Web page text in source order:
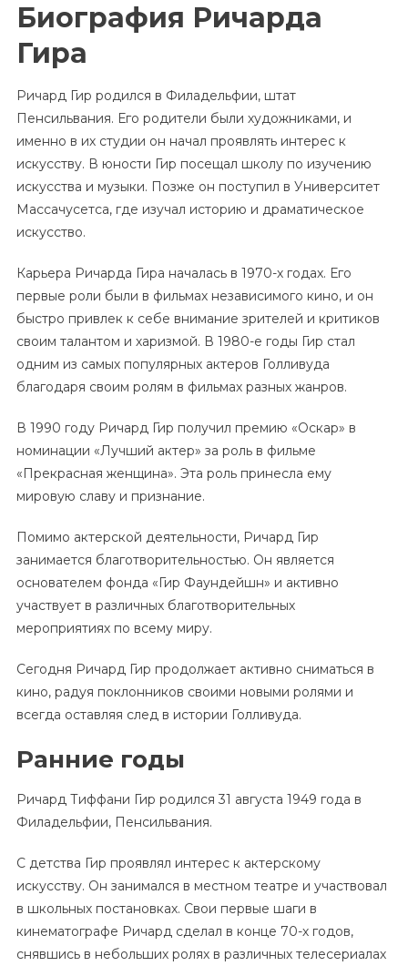
Биография Ричарда
Гира
Ричард Гир родился в Филадельфии, штат
Пенсильвания. Его родители были художниками, и
именно в их студии он начал проявлять интерес к
искусству. В юности Гир посещал школу по изучению
искусства и музыки. Позже он поступил в Университет
Массачусетса, где изучал историю и драматическое
искусство.
Карьера Ричарда Гира началась в 1970-х годах. Его
первые роли были в фильмах независимого кино, и он
быстро привлек к себе внимание зрителей и критиков
своим талантом и харизмой. В 1980-е годы Гир стал
одним из самых популярных актеров Голливуда
благодаря своим ролям в фильмах разных жанров.
В 1990 году Ричард Гир получил премию «Оскар» в
номинации «Лучший актер» за роль в фильме
«Прекрасная женщина». Эта роль принесла ему
мировую славу и признание.
Помимо актерской деятельности, Ричард Гир
занимается благотворительностью. Он является
основателем фонда «Гир Фаундейшн» и активно
участвует в различных благотворительных
мероприятиях по всему миру.
Сегодня Ричард Гир продолжает активно сниматься в
кино, радуя поклонников своими новыми ролями и
всегда оставляя след в истории Голливуда.
Ранние годы
Ричард Тиффани Гир родился 31 августа 1949 года в
Филадельфии, Пенсильвания.
С детства Гир проявлял интерес к актерскому
искусству. Он занимался в местном театре и участвовал
в школьных постановках. Свои первые шаги в
кинематографе Ричард сделал в конце 70-х годов,
снявшись в небольших ролях в различных телесериалах